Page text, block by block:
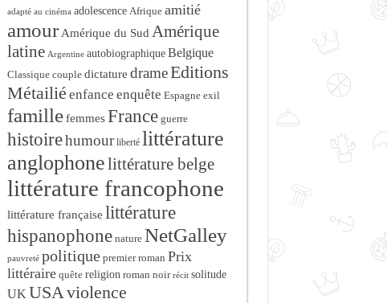
adapté au cinéma adolescence Afrique amitié
amour Amérique du Sud Amérique
latine Argentine autobiographique Belgique
Classique couple dictature drameEditions
Métailié enfance enquête Espagne exil
famille femmes France guerre
histoirehumour liberté littérature
anglophonelittérature belge
littérature francophone
littérature française littérature
hispanophone nature NetGalley
pauvreté politique premier roman Prix
littéraire quête religion roman noir récit solitude
UK USA violence